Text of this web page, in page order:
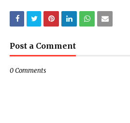
Post a Comment
0 Comments